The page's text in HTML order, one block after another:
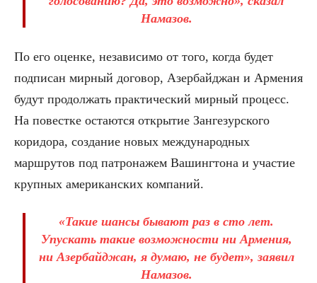
Намазов.
По его оценке, независимо от того, когда будет
подписан мирный договор, Азербайджан и Армения
будут продолжать практический мирный процесс.
На повестке остаются открытие Зангезурского
коридора, создание новых международных
маршрутов под патронажем Вашингтона и участие
крупных американских компаний.
«Такие шансы бывают раз в сто лет.
Упускать такие возможности ни Армения,
ни Азербайджан, я думаю, не будет», заявил
Намазов.